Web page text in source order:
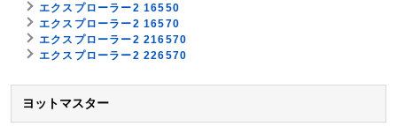
エクスプローラー2 16550
エクスプローラー2 16570
エクスプローラー2 216570
エクスプローラー2 226570
ヨットマスター